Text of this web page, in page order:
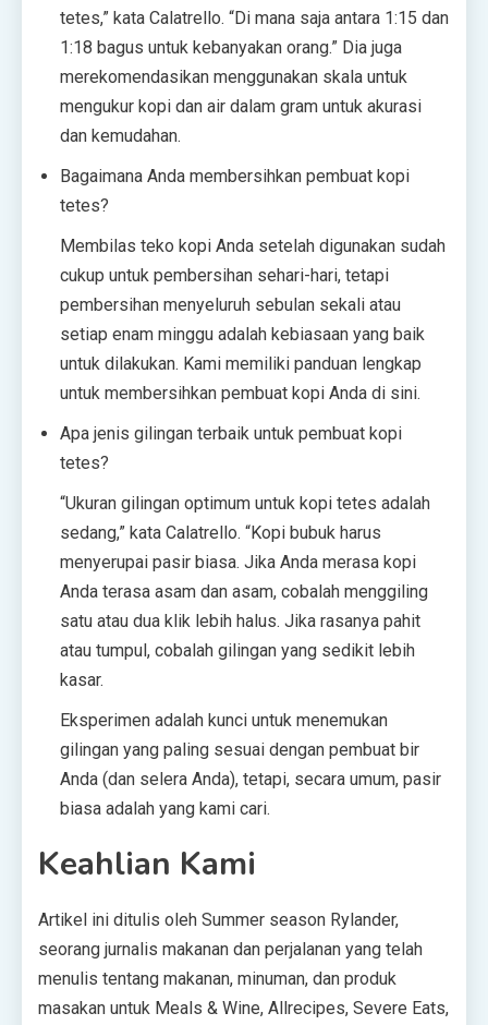
tetes,” kata Calatrello. “Di mana saja antara 1:15 dan
1:18 bagus untuk kebanyakan orang.” Dia juga
merekomendasikan menggunakan skala untuk
mengukur kopi dan air dalam gram untuk akurasi
dan kemudahan.
Bagaimana Anda membersihkan pembuat kopi
tetes?
Membilas teko kopi Anda setelah digunakan sudah
cukup untuk pembersihan sehari-hari, tetapi
pembersihan menyeluruh sebulan sekali atau
setiap enam minggu adalah kebiasaan yang baik
untuk dilakukan. Kami memiliki panduan lengkap
untuk membersihkan pembuat kopi Anda di sini.
Apa jenis gilingan terbaik untuk pembuat kopi
tetes?
“Ukuran gilingan optimum untuk kopi tetes adalah
sedang,” kata Calatrello. “Kopi bubuk harus
menyerupai pasir biasa. Jika Anda merasa kopi
Anda terasa asam dan asam, cobalah menggiling
satu atau dua klik lebih halus. Jika rasanya pahit
atau tumpul, cobalah gilingan yang sedikit lebih
kasar.
Eksperimen adalah kunci untuk menemukan
gilingan yang paling sesuai dengan pembuat bir
Anda (dan selera Anda), tetapi, secara umum, pasir
biasa adalah yang kami cari.
Keahlian Kami
Artikel ini ditulis oleh Summer season Rylander,
seorang jurnalis makanan dan perjalanan yang telah
menulis tentang makanan, minuman, dan produk
masakan untuk Meals & Wine, Allrecipes, Severe Eats,